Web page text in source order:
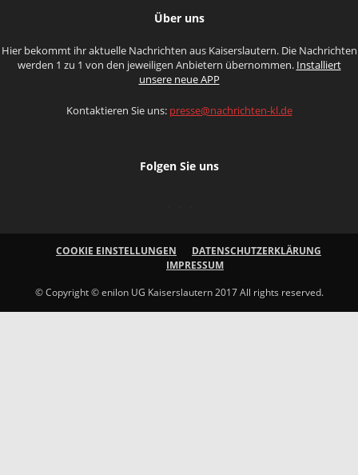
Über uns
Hier bekommt ihr aktuelle Nachrichten aus Kaiserslautern. Die Nachrichten
werden 1 zu 1 von den jeweiligen Anbietern übernommen. Installiert
unsere neue APP
Kontaktieren Sie uns: presse@nachrichten-kl.de
Folgen Sie uns
COOKIE EINSTELLUNGEN
DATENSCHUTZERKLÄRUNG
IMPRESSUM
© Copyright © enilon UG Kaiserslautern 2017 All rights reserved.